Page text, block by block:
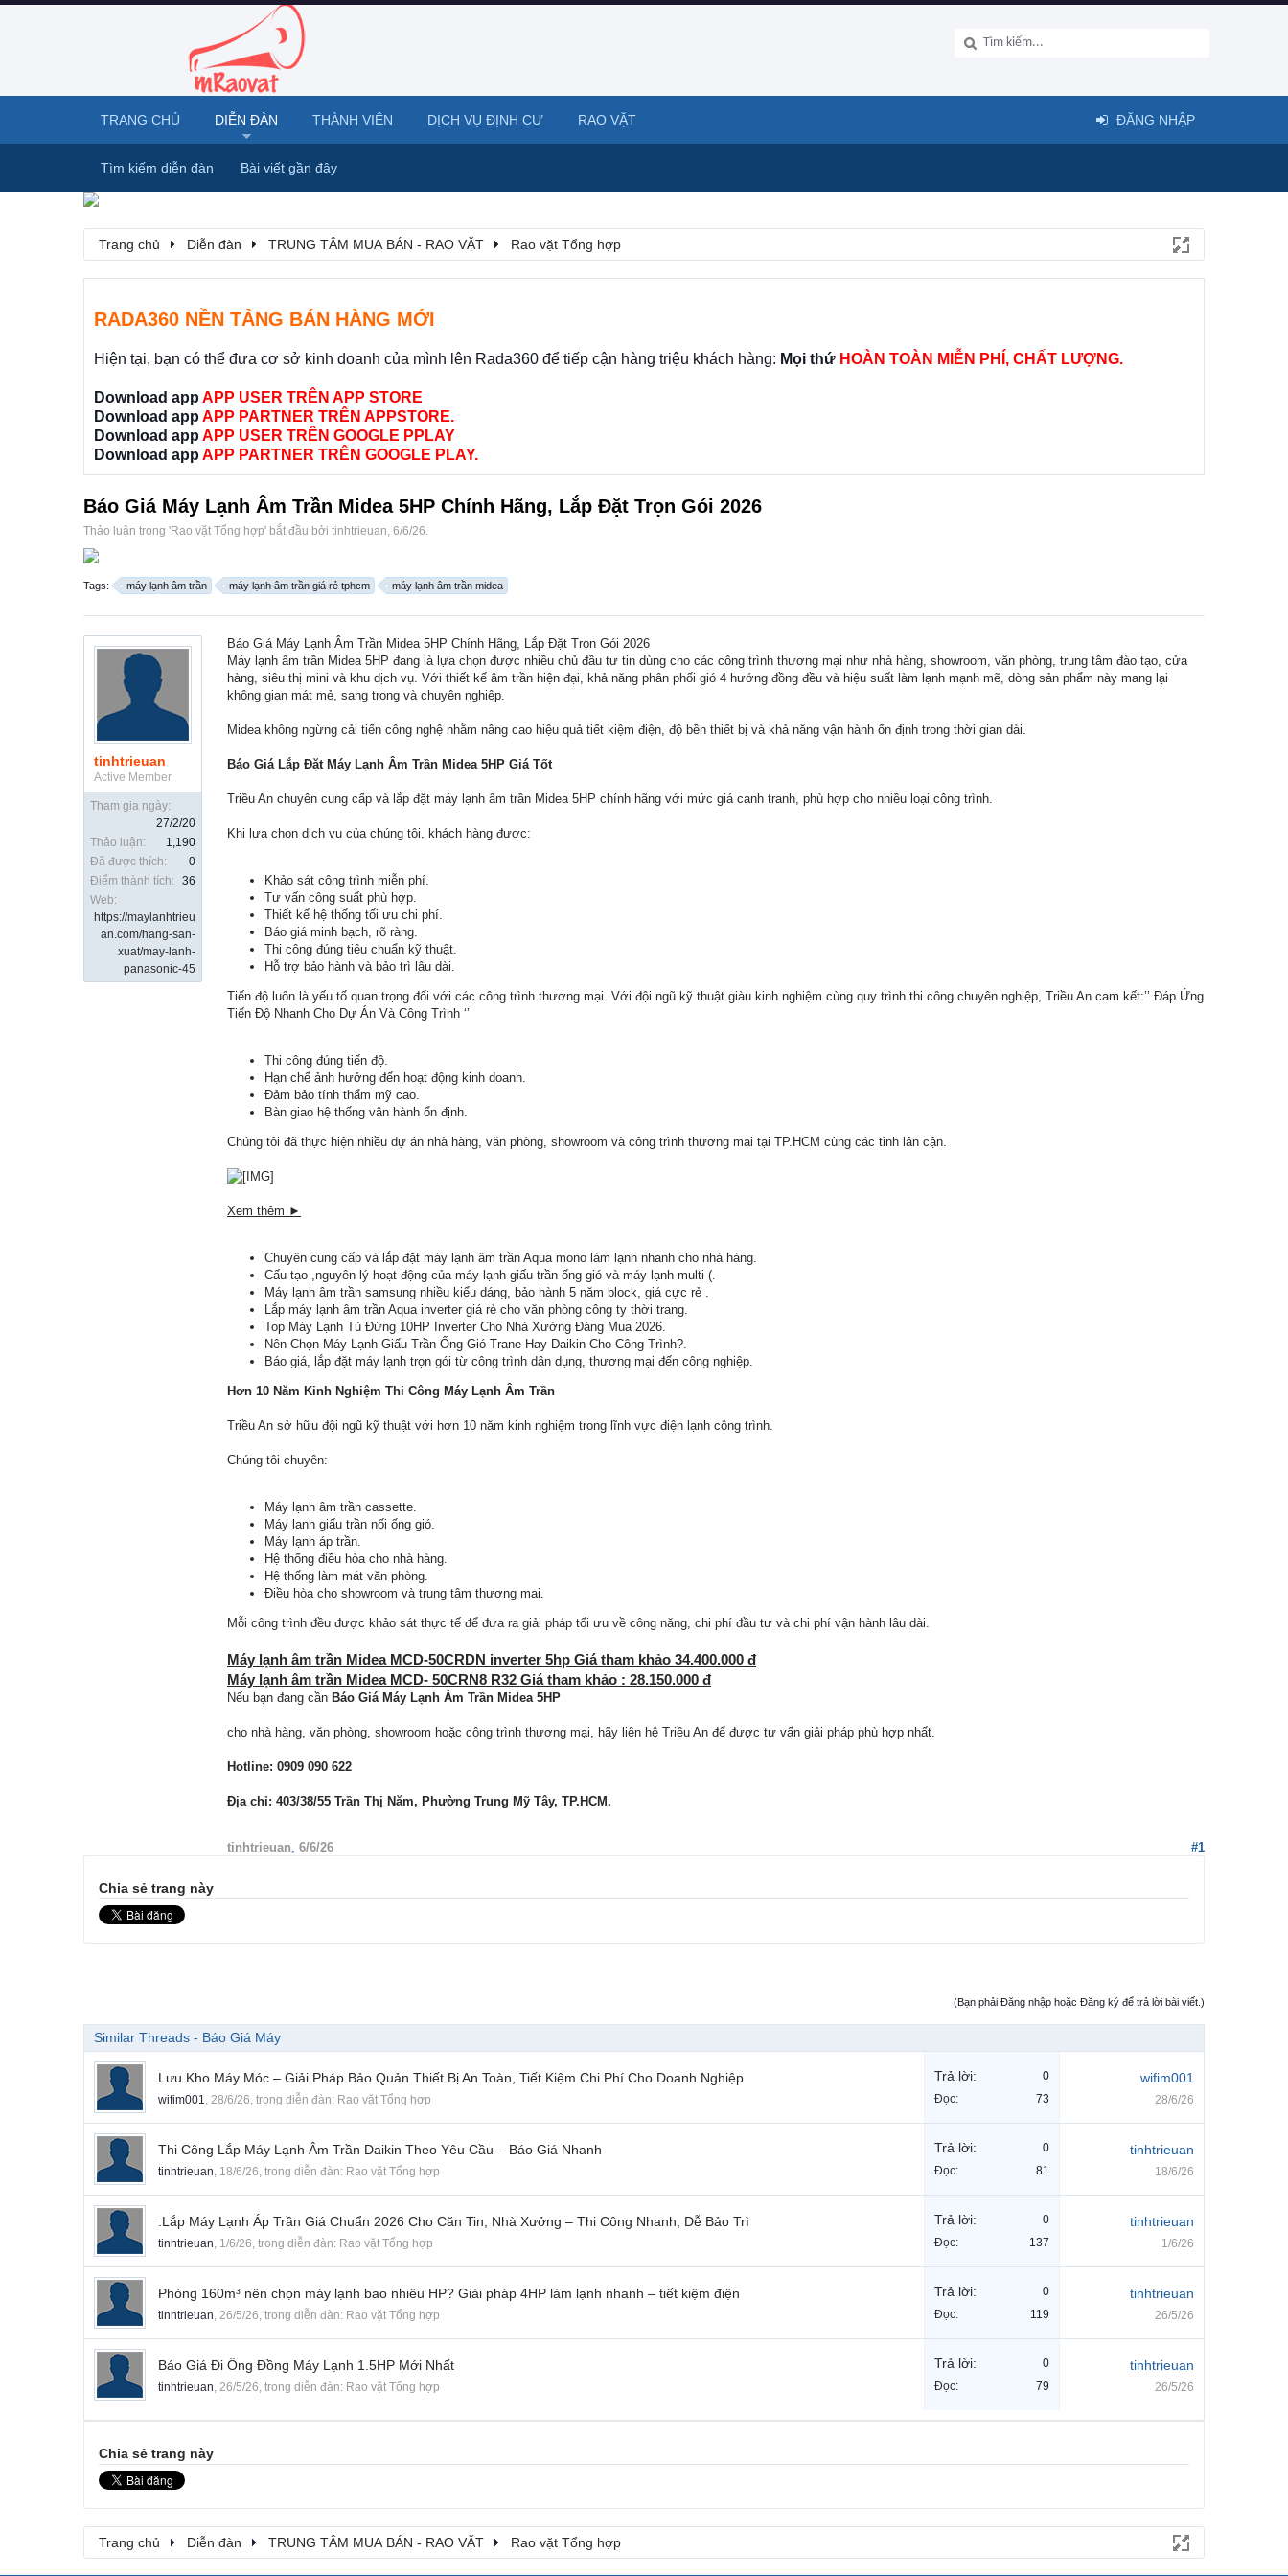
Trang chủ Diễn đàn TRUNG TÂM MUA BÁN - RAO VẶT Rao vặt Tổng hợp
RADA360 NỀN TẢNG BÁN HÀNG MỚI
Hiện tại, bạn có thể đưa cơ sở kinh doanh của mình lên Rada360 để tiếp cận hàng triệu khách hàng: Mọi thứ HOÀN TOÀN MIỄN PHÍ, CHẤT LƯỢNG.
Download app APP USER TRÊN APP STORE
Download app APP PARTNER TRÊN APPSTORE.
Download app APP USER TRÊN GOOGLE PPLAY
Download app APP PARTNER TRÊN GOOGLE PLAY.
Báo Giá Máy Lạnh Âm Trần Midea 5HP Chính Hãng, Lắp Đặt Trọn Gói 2026
Thảo luận trong 'Rao vặt Tổng hợp' bắt đầu bởi tinhtrieuan, 6/6/26.
Tags: máy lạnh âm trần máy lạnh âm trần giá rẻ tphcm máy lạnh âm trần midea
tinhtrieuan
Active Member
Tham gia ngày:
27/2/20
Thảo luận:
1,190
Đã được thích:
0
Điểm thành tích:
36
Web:
https://maylanhtrieu
an.com/hang-san-
xuat/may-lanh-
panasonic-45
Báo Giá Máy Lạnh Âm Trần Midea 5HP Chính Hãng, Lắp Đặt Trọn Gói 2026
Máy lạnh âm trần Midea 5HP đang là lựa chọn được nhiều chủ đầu tư tin dùng cho các công trình thương mại như nhà hàng, showroom, văn phòng, trung tâm đào tạo, cửa
hàng, siêu thị mini và khu dịch vụ. Với thiết kế âm trần hiện đại, khả năng phân phối gió 4 hướng đồng đều và hiệu suất làm lạnh mạnh mẽ, dòng sản phẩm này mang lại
không gian mát mẻ, sang trọng và chuyên nghiệp.
Midea không ngừng cải tiến công nghệ nhằm nâng cao hiệu quả tiết kiệm điện, độ bền thiết bị và khả năng vận hành ổn định trong thời gian dài.
Báo Giá Lắp Đặt Máy Lạnh Âm Trần Midea 5HP Giá Tốt
Triều An chuyên cung cấp và lắp đặt máy lạnh âm trần Midea 5HP chính hãng với mức giá cạnh tranh, phù hợp cho nhiều loại công trình.
Khi lựa chọn dịch vụ của chúng tôi, khách hàng được:
Khảo sát công trình miễn phí.
Tư vấn công suất phù hợp.
Thiết kế hệ thống tối ưu chi phí.
Báo giá minh bạch, rõ ràng.
Thi công đúng tiêu chuẩn kỹ thuật.
Hỗ trợ bảo hành và bảo trì lâu dài.
Tiến độ luôn là yếu tố quan trọng đối với các công trình thương mại. Với đội ngũ kỹ thuật giàu kinh nghiệm cùng quy trình thi công chuyên nghiệp, Triều An cam kết:’’ Đáp Ứng
Tiến Độ Nhanh Cho Dự Án Và Công Trình ‘’
Thi công đúng tiến độ.
Hạn chế ảnh hưởng đến hoạt động kinh doanh.
Đảm bảo tính thẩm mỹ cao.
Bàn giao hệ thống vận hành ổn định.
Chúng tôi đã thực hiện nhiều dự án nhà hàng, văn phòng, showroom và công trình thương mại tại TP.HCM cùng các tỉnh lân cận.
Xem thêm ►
Chuyên cung cấp và lắp đặt máy lạnh âm trần Aqua mono làm lạnh nhanh cho nhà hàng.
Cấu tạo ,nguyên lý hoạt động của máy lạnh giấu trần ống gió và máy lạnh multi (.
Máy lạnh âm trần samsung nhiều kiểu dáng, bảo hành 5 năm block, giá cực rẻ .
Lắp máy lạnh âm trần Aqua inverter giá rẻ cho văn phòng công ty thời trang.
Top Máy Lạnh Tủ Đứng 10HP Inverter Cho Nhà Xưởng Đáng Mua 2026.
Nên Chọn Máy Lạnh Giấu Trần Ống Gió Trane Hay Daikin Cho Công Trình?.
Báo giá, lắp đặt máy lạnh trọn gói từ công trình dân dụng, thương mại đến công nghiệp.
Hơn 10 Năm Kinh Nghiệm Thi Công Máy Lạnh Âm Trần
Triều An sở hữu đội ngũ kỹ thuật với hơn 10 năm kinh nghiệm trong lĩnh vực điện lạnh công trình.
Chúng tôi chuyên:
Máy lạnh âm trần cassette.
Máy lạnh giấu trần nối ống gió.
Máy lạnh áp trần.
Hệ thống điều hòa cho nhà hàng.
Hệ thống làm mát văn phòng.
Điều hòa cho showroom và trung tâm thương mại.
Mỗi công trình đều được khảo sát thực tế để đưa ra giải pháp tối ưu về công năng, chi phí đầu tư và chi phí vận hành lâu dài.
Máy lạnh âm trần Midea MCD-50CRDN inverter 5hp Giá tham khảo 34.400.000 đ
Máy lạnh âm trần Midea MCD- 50CRN8 R32 Giá tham khảo : 28.150.000 đ
Nếu bạn đang cần Báo Giá Máy Lạnh Âm Trần Midea 5HP
cho nhà hàng, văn phòng, showroom hoặc công trình thương mại, hãy liên hệ Triều An để được tư vấn giải pháp phù hợp nhất.
Hotline: 0909 090 622
Địa chỉ: 403/38/55 Trần Thị Năm, Phường Trung Mỹ Tây, TP.HCM.
tinhtrieuan, 6/6/26 #1
Chia sẻ trang này
(Bạn phải Đăng nhập hoặc Đăng ký để trả lời bài viết.)
Similar Threads - Báo Giá Máy
Lưu Kho Máy Móc – Giải Pháp Bảo Quản Thiết Bị An Toàn, Tiết Kiệm Chi Phí Cho Doanh Nghiệp
wifim001, 28/6/26, trong diễn đàn: Rao vặt Tổng hợp
Trả lời:
0
Đọc:
73
wifim001
28/6/26
Thi Công Lắp Máy Lạnh Âm Trần Daikin Theo Yêu Cầu – Báo Giá Nhanh
tinhtrieuan, 18/6/26, trong diễn đàn: Rao vặt Tổng hợp
Trả lời:
0
Đọc:
81
tinhtrieuan
18/6/26
:Lắp Máy Lạnh Áp Trần Giá Chuẩn 2026 Cho Căn Tin, Nhà Xưởng – Thi Công Nhanh, Dễ Bảo Trì
tinhtrieuan, 1/6/26, trong diễn đàn: Rao vặt Tổng hợp
Trả lời:
0
Đọc:
137
tinhtrieuan
1/6/26
Phòng 160m³ nên chọn máy lạnh bao nhiêu HP? Giải pháp 4HP làm lạnh nhanh – tiết kiệm điện
tinhtrieuan, 26/5/26, trong diễn đàn: Rao vặt Tổng hợp
Trả lời:
0
Đọc:
119
tinhtrieuan
26/5/26
Báo Giá Đi Ống Đồng Máy Lạnh 1.5HP Mới Nhất
tinhtrieuan, 26/5/26, trong diễn đàn: Rao vặt Tổng hợp
Trả lời:
0
Đọc:
79
tinhtrieuan
26/5/26
Chia sẻ trang này
Trang chủ Diễn đàn TRUNG TÂM MUA BÁN - RAO VẶT Rao vặt Tổng hợp
TRANG CHỦ DIỄN ĐÀN
Tìm kiếm diễn đàn Bài viết gần đây
THÀNH VIÊN DỊCH VỤ ĐỊNH CƯ RAO VẶT ĐĂNG NHẬP